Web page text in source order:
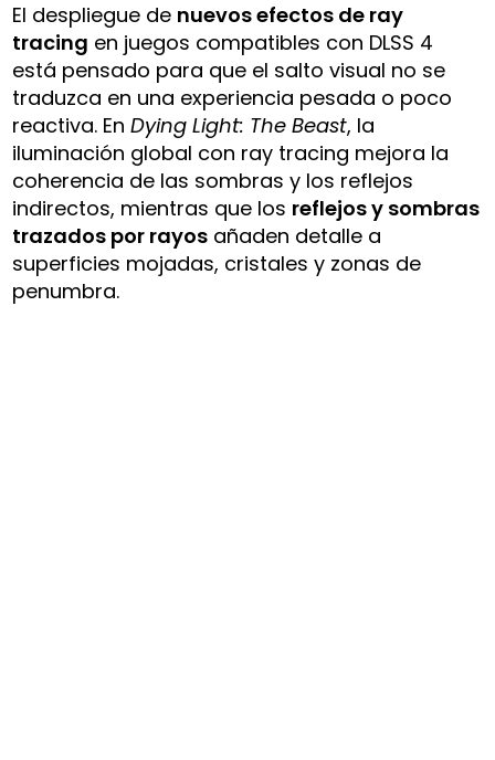
El despliegue de nuevos efectos de ray
tracing en juegos compatibles con DLSS 4
está pensado para que el salto visual no se
traduzca en una experiencia pesada o poco
reactiva. EnDying Light: The Beast, la
iluminación global con ray tracing mejora la
coherencia de las sombras y los reflejos
indirectos, mientras que los reflejos y sombras
trazados por rayos añaden detalle a
superficies mojadas, cristales y zonas de
penumbra.